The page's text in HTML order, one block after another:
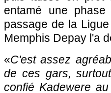
entamé une
passage de la
Memphis Depay l'a
«C'est assez
de ces gars,
confié Kadewere